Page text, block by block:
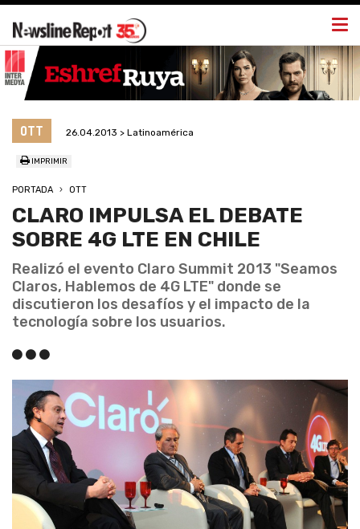
OTT 26.04.2013 > Latinoamérica
IMPRIMIR
PORTADA OTT
CLARO IMPULSA EL DEBATE
SOBRE 4G LTE EN CHILE
Realizó el evento Claro Summit 2013 "Seamos
Claros, Hablemos de 4G LTE" donde se
discutieron los desafíos y el impacto de la
tecnología sobre los usuarios.